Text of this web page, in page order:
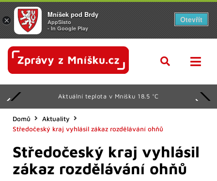
Aktuální teplota v Mníšku 18.5 °C
Domů
Aktuality
Středočeský kraj vyhlásil zákaz rozdělávání ohňů
Středočeský kraj vyhlásil
zákaz rozdělávání ohňů
×
Mníšek pod Brdy
AppSisto
- In Google Play
Otevřít